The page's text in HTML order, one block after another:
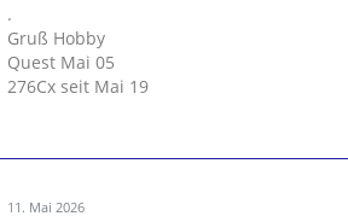
.
Gruß Hobby
Quest Mai 05
276Cx seit Mai 19
11. Mai 2026